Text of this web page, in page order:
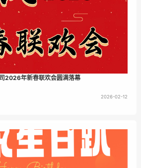
2026年新春联欢会圆满落幕
2026-02-12